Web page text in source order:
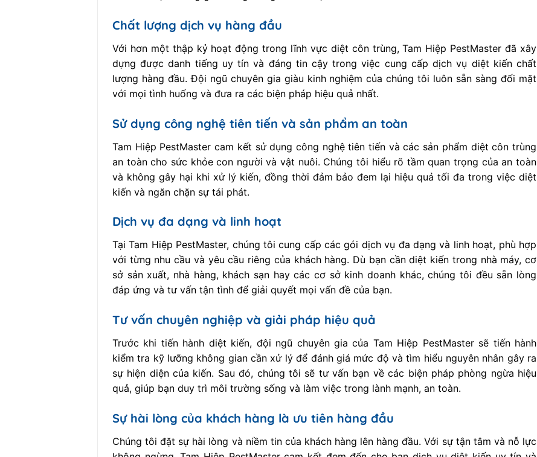
Chất lượng dịch vụ hàng đầu
Với hơn một thập kỷ hoạt động trong lĩnh vực diệt côn trùng, Tam Hiệp PestMaster đã xây
dựng được danh tiếng uy tín và đáng tin cậy trong việc cung cấp dịch vụ diệt kiến chất
lượng hàng đầu. Đội ngũ chuyên gia giàu kinh nghiệm của chúng tôi luôn sẵn sàng đối mặt
với mọi tình huống và đưa ra các biện pháp hiệu quả nhất.
Sử dụng công nghệ tiên tiến và sản phẩm an toàn
Tam Hiệp PestMaster cam kết sử dụng công nghệ tiên tiến và các sản phẩm diệt côn trùng
an toàn cho sức khỏe con người và vật nuôi. Chúng tôi hiểu rõ tầm quan trọng của an toàn
và không gây hại khi xử lý kiến, đồng thời đảm bảo đem lại hiệu quả tối đa trong việc diệt
kiến và ngăn chặn sự tái phát.
Dịch vụ đa dạng và linh hoạt
Tại Tam Hiệp PestMaster, chúng tôi cung cấp các gói dịch vụ đa dạng và linh hoạt, phù hợp
với từng nhu cầu và yêu cầu riêng của khách hàng. Dù bạn cần diệt kiến trong nhà máy, cơ
sở sản xuất, nhà hàng, khách sạn hay các cơ sở kinh doanh khác, chúng tôi đều sẵn lòng
đáp ứng và tư vấn tận tình để giải quyết mọi vấn đề của bạn.
Tư vấn chuyên nghiệp và giải pháp hiệu quả
Trước khi tiến hành diệt kiến, đội ngũ chuyên gia của Tam Hiệp PestMaster sẽ tiến hành
kiểm tra kỹ lưỡng không gian cần xử lý để đánh giá mức độ và tìm hiểu nguyên nhân gây ra
sự hiện diện của kiến. Sau đó, chúng tôi sẽ tư vấn bạn về các biện pháp phòng ngừa hiệu
quả, giúp bạn duy trì môi trường sống và làm việc trong lành mạnh, an toàn.
Sự hài lòng của khách hàng là ưu tiên hàng đầu
Chúng tôi đặt sự hài lòng và niềm tin của khách hàng lên hàng đầu. Với sự tận tâm và nỗ lực